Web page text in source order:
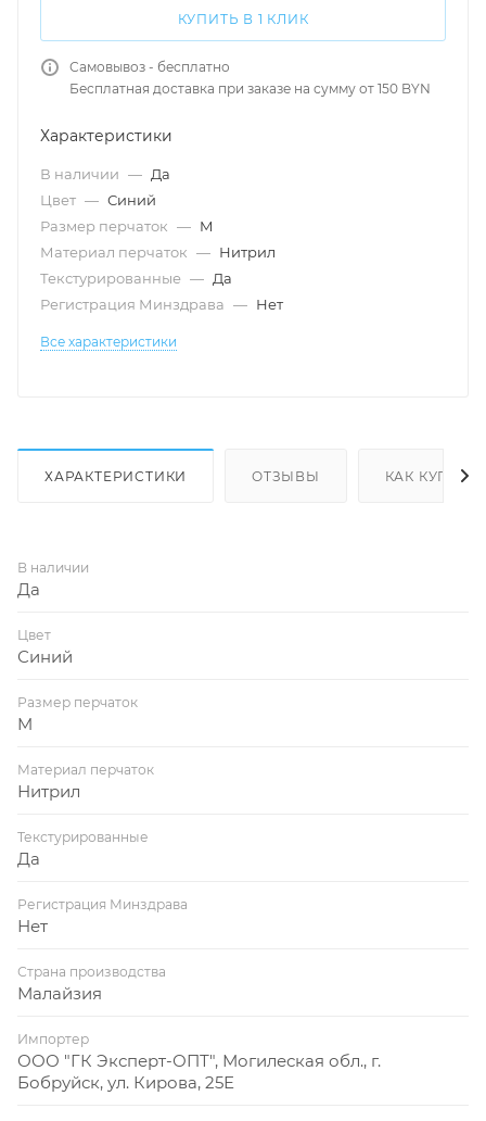
КУПИТЬ В 1 КЛИК
Самовывоз - бесплатно
Бесплатная доставка при заказе на сумму от 150 BYN
Характеристики
В наличии — Да
Цвет — Синий
Размер перчаток — M
Материал перчаток — Нитрил
Текстурированные — Да
Регистрация Минздрава — Нет
Все характеристики
ХАРАКТЕРИСТИКИ ОТЗЫВЫ КАК КУПИТЬ
В наличии
Да
Цвет
Синий
Размер перчаток
M
Материал перчаток
Нитрил
Текстурированные
Да
Регистрация Минздрава
Нет
Страна производства
Малайзия
Импортер
ООО "ГК Эксперт-ОПТ", Могилеская обл., г.
Бобруйск, ул. Кирова, 25Е